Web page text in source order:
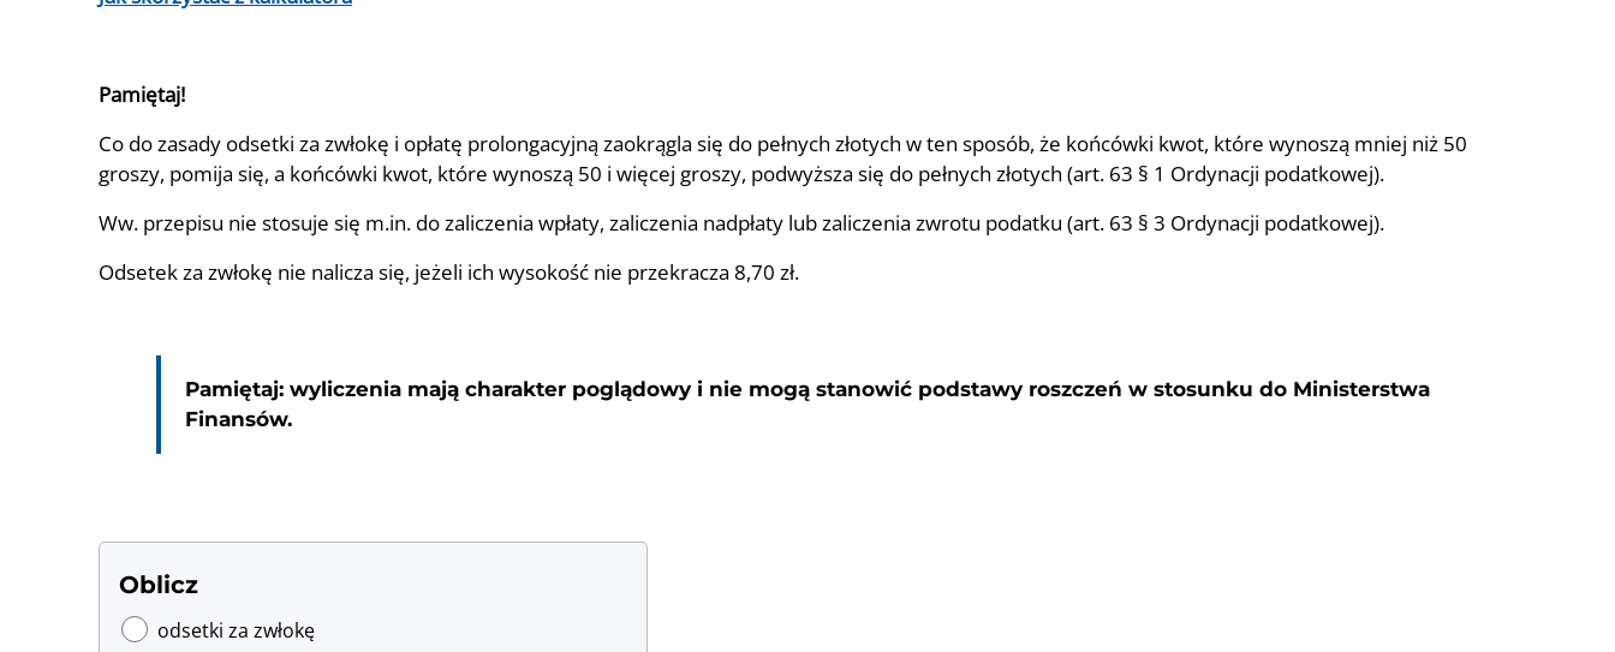
Pamiętaj!
Co do zasady odsetki za zwłokę i opłatę prolongacyjną zaokrągla się do pełnych złotych w ten sposób, że końcówki kwot, które wynoszą mniej niż 50
groszy, pomija się, a końcówki kwot, które wynoszą 50 i więcej groszy, podwyższa się do pełnych złotych (art. 63 § 1 Ordynacji podatkowej).
Ww. przepisu nie stosuje się m.in. do zaliczenia wpłaty, zaliczenia nadpłaty lub zaliczenia zwrotu podatku (art. 63 § 3 Ordynacji podatkowej).
Odsetek za zwłokę nie nalicza się, jeżeli ich wysokość nie przekracza 8,70 zł.
Pamiętaj: wyliczenia mają charakter poglądowy i nie mogą stanowić podstawy roszczeń w stosunku do Ministerstwa
Finansów.
Oblicz
odsetki za zwłokę